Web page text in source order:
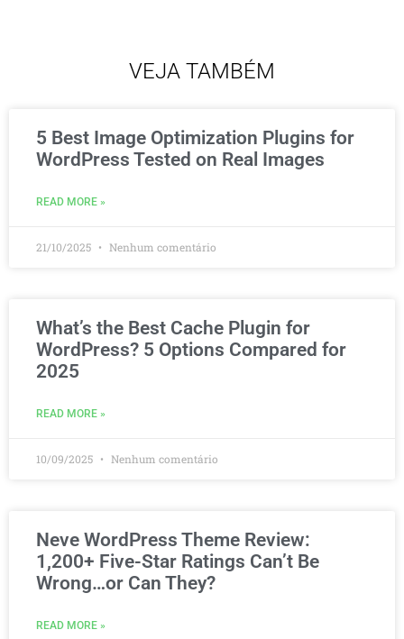
VEJA TAMBÉM
5 Best Image Optimization Plugins for
WordPress Tested on Real Images
READ MORE »
21/10/2025 Nenhum comentário
What’s the Best Cache Plugin for
WordPress? 5 Options Compared for
2025
READ MORE »
10/09/2025 Nenhum comentário
Neve WordPress Theme Review:
1,200+ Five-Star Ratings Can’t Be
Wrong…or Can They?
READ MORE »